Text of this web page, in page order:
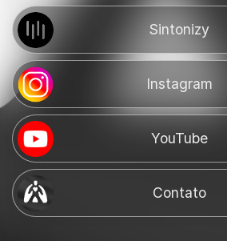
Sintonizy
Instagram
YouTube
Contato